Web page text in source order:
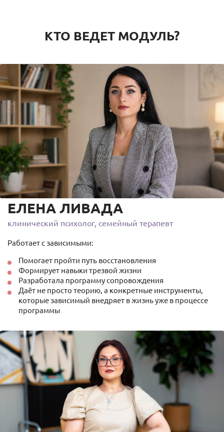
КТО ВЕДЕТ МОДУЛЬ?
ЕЛЕНА ЛИВАДА
клинический психолог, семейный терапевт
Работает с зависимыми:
Помогает пройти путь восстановления
Формирует навыки трезвой жизни
Разработала программу сопровождения
Даёт не просто теорию, а конкретные инструменты,
которые зависимый внедряет в жизнь уже в процессе
программы